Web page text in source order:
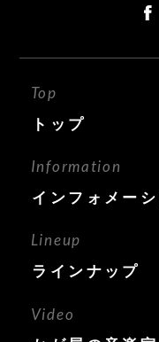
Top
トップ
Information
インフォメー
Lineup
ラインナップ
Video